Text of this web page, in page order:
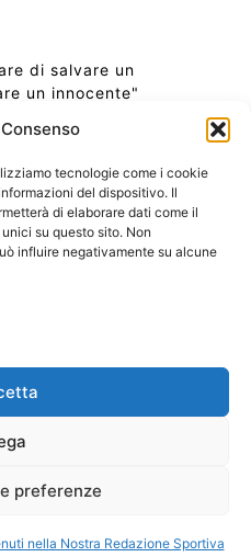
tecnologie come i cookie
del dispositivo. Il
di elaborare dati come il
su questo sito. Non
influire negativamente su alcune
preferenze
nella Nostra Redazione Sportiva
di salvare un
un innocente"
momento
Potrebbe Essere per
alla Quinta